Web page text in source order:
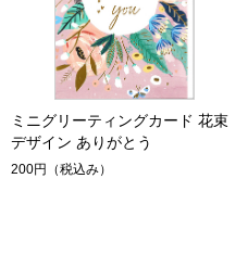
ミニグリーティングカード 花束
デザイン ありがとう
200円 （税込み）